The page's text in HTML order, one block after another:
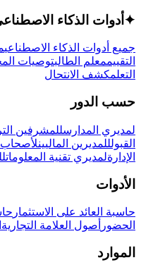
✦ أدوات الذكاء
جميع أدوات الذكاء الاصطناعي
التقييممعلم الطالبتوصيات
التعلمكشف الانتحال
حسب الدور
لمديري المدارسللمشرفين
القبولللمديرين الماليينلأصحاب
الإدارةلمديري تقنية المعلومات
الأدوات
حاسبة العائد على الاستثمار
الحضور أصول العلامة التجارية
الموارد